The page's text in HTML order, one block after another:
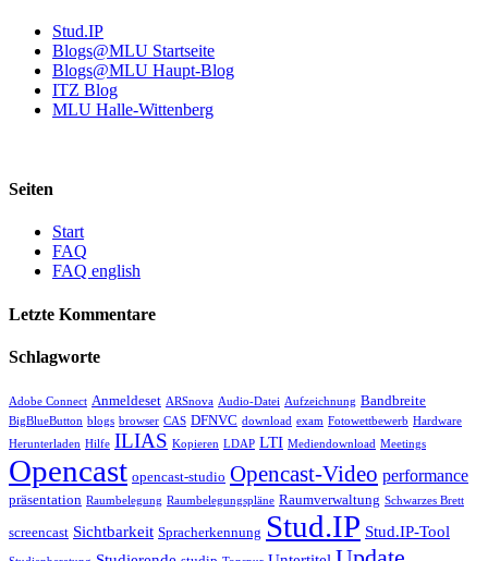
Stud.IP
Blogs@MLU Startseite
Blogs@MLU Haupt-Blog
ITZ Blog
MLU Halle-Wittenberg
Seiten
Start
FAQ
FAQ english
Letzte Kommentare
Schlagworte
Adobe Connect Anmeldeset ARSnova Audio-Datei Aufzeichnung Bandbreite
BigBlueButton blogs browser CAS DFNVC download exam Fotowettbewerb Hardware
Herunterladen Hilfe ILIAS Kopieren LDAP LTI Mediendownload Meetings
Opencast opencast-studio Opencast-Video performance
präsentation Raumbelegung Raumbelegungspläne Raumverwaltung Schwarzes Brett
screencast Sichtbarkeit Spracherkennung Stud.IP Stud.IP-Tool